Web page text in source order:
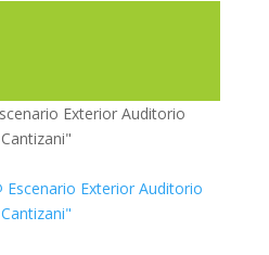
Exterior Auditorio